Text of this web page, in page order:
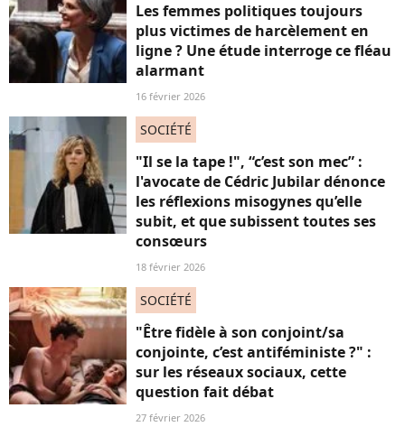
Les femmes politiques toujours
plus victimes de harcèlement en
ligne ? Une étude interroge ce fléau
alarmant
16 février 2026
SOCIÉTÉ
"Il se la tape !", “c’est son mec” :
l'avocate de Cédric Jubilar dénonce
les réflexions misogynes qu’elle
subit, et que subissent toutes ses
consœurs
18 février 2026
SOCIÉTÉ
"Être fidèle à son conjoint/sa
conjointe, c’est antiféministe ?" :
sur les réseaux sociaux, cette
question fait débat
27 février 2026